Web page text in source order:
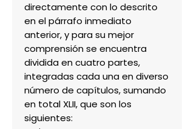
directamente con lo descrito
en el párrafo inmediato
anterior, y para su mejor
comprensión se encuentra
dividida en cuatro partes,
integradas cada una en diverso
número de capítulos, sumando
en total XLII, que son los
siguientes: